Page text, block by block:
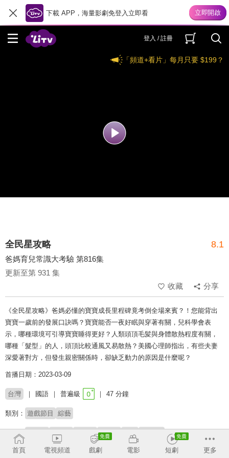
下載 APP，海量影劇免登入立即看
登入 / 註冊
「頻道+看片」每月只要 $199？
全民星攻略 8.1
爸媽育兒常識大考驗 第816集
更新至第 931 集
收藏
分享
《全民星攻略》爸媽必懂的寶寶成長里程碑竟考倒全場來賓？！您能背出
寶寶一歲前的發展口訣嗎？寶寶能否一夜好眠與穿著有關，兒科學會表
示，哪種環境可引導寶寶睡得更好？人類頭頂毛髪與身體散熱程度有關，
哪種「髮型」的人，頭頂比較通風又易散熱？美國心理師指出，有些夫妻
深愛著對方，但發生親密關係時，卻缺乏動力的原因是什麼呢？
首播日期：2023-03-09
台灣 國語 普遍級 47 分鐘
類別： 遊戲節目 綜藝
來賓： 楊小雨 黃少谷 林采薇 玉兔
主持： 曾國城 蔡尚樺
首頁 電視頻道 戲劇 電影 短劇 更多